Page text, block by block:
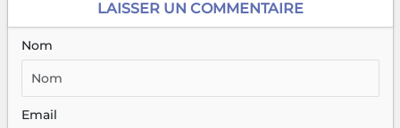
LAISSER UN COMMENTAIRE
Nom
Email